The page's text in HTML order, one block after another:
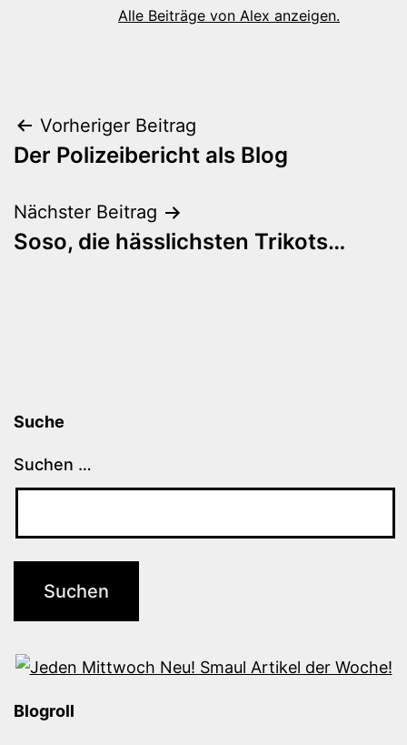
Alle Beiträge von Alex anzeigen.
Beitragsnavigation
Vorheriger Beitrag
Der Polizeibericht als Blog
Nächster Beitrag
Soso, die hässlichsten Trikots…
Suche
Suchen …
Blogroll